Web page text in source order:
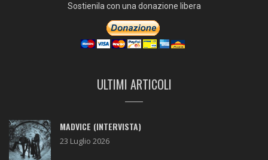
Sostienila con una donazione libera
ULTIMI ARTICOLI
MADVICE (INTERVISTA)
23 Luglio 2026